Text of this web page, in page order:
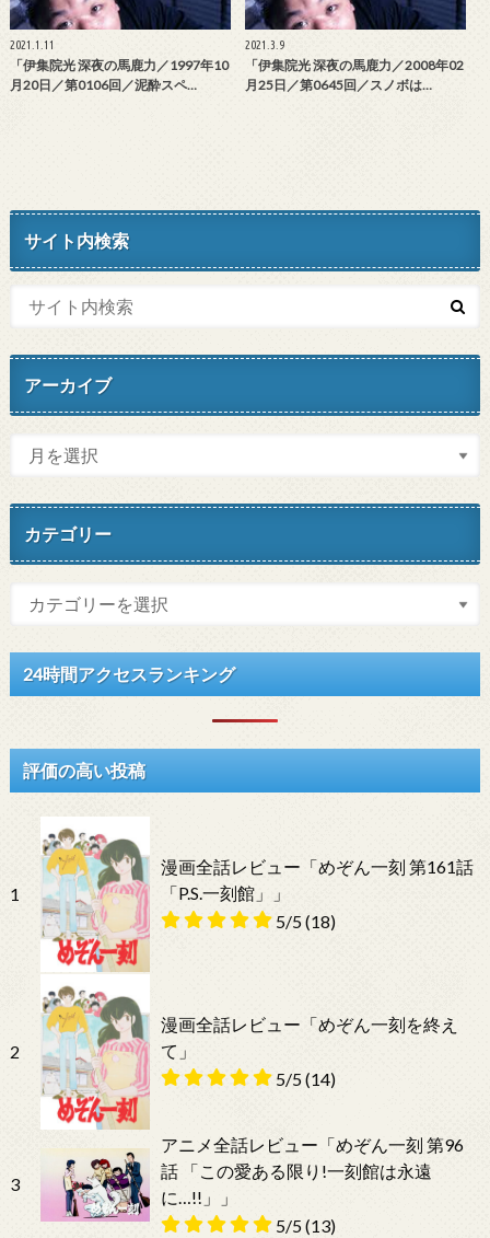
2021.1.11
「伊集院光 深夜の馬鹿力／1997年10
月20日／第0106回／泥酔スペ…
2021.3.9
「伊集院光 深夜の馬鹿力／2008年02
月25日／第0645回／スノボは…
サイト内検索
アーカイブ
カテゴリー
24時間アクセスランキング
評価の高い投稿
1
漫画全話レビュー「めぞん一刻 第161話
「P.S.一刻館」」
5/5(18)
2
漫画全話レビュー「めぞん一刻を終え
て」
5/5(14)
3
アニメ全話レビュー「めぞん一刻 第96
話 「この愛ある限り!一刻館は永遠
に…!!」」
5/5(13)